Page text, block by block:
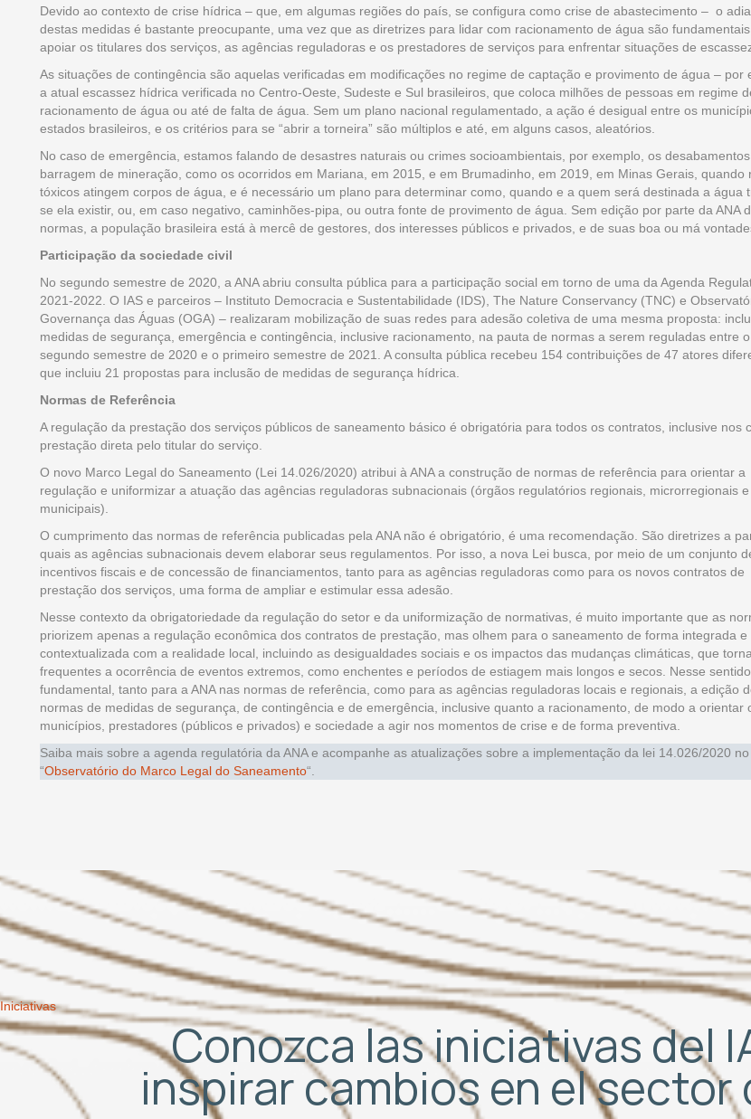
Devido ao contexto de crise hídrica – que, em algumas regiões do país, se configura como crise de abastecimento – o
destas medidas é bastante preocupante, uma vez que as diretrizes para lidar com racionamento de água são
apoiar os titulares dos serviços, as agências reguladoras e os prestadores de serviços para enfrentar situações de
As situações de contingência são aquelas verificadas em modificações no regime de captação e provimento de água – por
a atual escassez hídrica verificada no Centro-Oeste, Sudeste e Sul brasileiros, que coloca milhões de pessoas em regime
racionamento de água ou até de falta de água. Sem um plano nacional regulamentado, a ação é desigual entre os
estados brasileiros, e os critérios para se “abrir a torneira” são múltiplos e até, em alguns casos, aleatórios.
No caso de emergência, estamos falando de desastres naturais ou crimes socioambientais, por exemplo, os
barragem de mineração, como os ocorridos em Mariana, em 2015, e em Brumadinho, em 2019, em Minas Gerais, quando
tóxicos atingem corpos de água, e é necessário um plano para determinar como, quando e a quem será destinada a água
se ela existir, ou, em caso negativo, caminhões-pipa, ou outra fonte de provimento de água. Sem edição por parte da ANA
normas, a população brasileira está à mercê de gestores, dos interesses públicos e privados, e de suas boa ou má
Participação da sociedade civil
No segundo semestre de 2020, a ANA abriu consulta pública para a participação social em torno de uma da Agenda
2021-2022. O IAS e parceiros – Instituto Democracia e Sustentabilidade (IDS), The Nature Conservancy (TNC) e
Governança das Águas (OGA) – realizaram mobilização de suas redes para adesão coletiva de uma mesma proposta:
medidas de segurança, emergência e contingência, inclusive racionamento, na pauta de normas a serem reguladas entre o
segundo semestre de 2020 e o primeiro semestre de 2021. A consulta pública recebeu 154 contribuições de 47 atores
que incluiu 21 propostas para inclusão de medidas de segurança hídrica.
Normas de Referência
A regulação da prestação dos serviços públicos de saneamento básico é obrigatória para todos os contratos, inclusive nos
prestação direta pelo titular do serviço.
O novo Marco Legal do Saneamento (Lei 14.026/2020) atribui à ANA a construção de normas de referência para orientar a
regulação e uniformizar a atuação das agências reguladoras subnacionais (órgãos regulatórios regionais, microrregionais e
municipais).
O cumprimento das normas de referência publicadas pela ANA não é obrigatório, é uma recomendação. São diretrizes a
quais as agências subnacionais devem elaborar seus regulamentos. Por isso, a nova Lei busca, por meio de um conjunto
incentivos fiscais e de concessão de financiamentos, tanto para as agências reguladoras como para os novos contratos de
prestação dos serviços, uma forma de ampliar e estimular essa adesão.
Nesse contexto da obrigatoriedade da regulação do setor e da uniformização de normativas, é muito importante que as
priorizem apenas a regulação econômica dos contratos de prestação, mas olhem para o saneamento de forma integrada e
contextualizada com a realidade local, incluindo as desigualdades sociais e os impactos das mudanças climáticas, que
frequentes a ocorrência de eventos extremos, como enchentes e períodos de estiagem mais longos e secos. Nesse
fundamental, tanto para a ANA nas normas de referência, como para as agências reguladoras locais e regionais, a edição
normas de medidas de segurança, de contingência e de emergência, inclusive quanto a racionamento, de modo a orientar
municípios, prestadores (públicos e privados) e sociedade a agir nos momentos de crise e de forma preventiva.
Saiba mais sobre a agenda regulatória da ANA e acompanhe as atualizações sobre a implementação da lei 14.026/2020 no
“Observatório do Marco Legal do Saneamento“.
Iniciativas
Conozca las iniciativas del
inspirar cambios en el